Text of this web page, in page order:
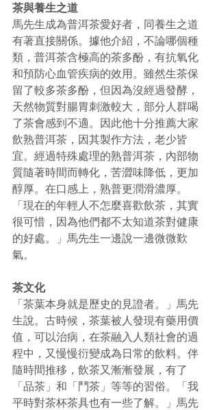
茶與養生之道
馬先生成為普洱茶愛好者，同養生之道
有著直接關係。據他介紹，不論哪個種
類，普洱茶含極高的茶多酚，有抗氧化
和預防心血管疾病的效用。雖然生茶保
留了較多茶多酚，但因為沒經過發酵，
天然物質對腸胃刺激較大，部分人群喝
了茶會感到不適。因此他十分推薦大家
飲熟普洱茶，因其製作方法，老少皆
宜。經過特殊處理的熟普洱茶，內部物
質隨著時間而轉化，苦澀味降低，更加
醇厚。在口感上，熟普更潤滑濃厚。
「現在的年輕人不怎麼喜歡飲茶，其實
很可惜，因為他們都不太知道茶對健康
的好處。」馬先生一邊說一邊微微歎
氣。
茶文化
「茶葉本身就是歷史的見證者。」馬先
生說。古時候，茶葉被人發現有藥用價
值，可以治病，在茶融入人類社會的過
程中，又慢慢衍變成為日常的飲料。伴
隨時間推移，飲茶又漸漸發展，有了
「品茶」和「鬥茶」等等的習俗。「我
平時對茶杯茶具也有一些了解。」馬先